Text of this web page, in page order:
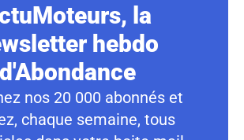
la
hebdo
d'Abondance
nos 20 000 abonnés et
chaque semaine, tous